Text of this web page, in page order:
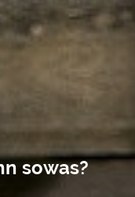
sowas?